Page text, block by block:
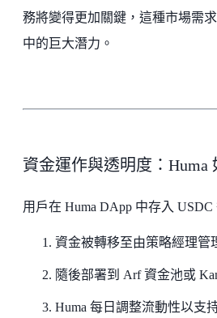
務將變得更加關鍵，這種市場需
中的巨大潛力。
資金運作與透明度：Huma
用戶在 Huma DApp 中存入
資金被轉移至由策略經理管
隨後部署到 Arf 資金池或
Huma 每日調整流動性以支